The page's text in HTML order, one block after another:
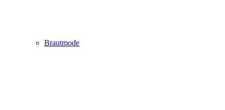
Brautmode